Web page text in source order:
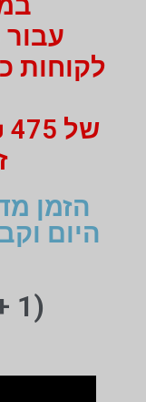
עבור 3 זוגות מדרסים
לקוחות
הזמן
היום
(1 + 1 + 1 חינם)